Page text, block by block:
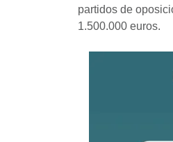
partidos de
1.500.000 euros.